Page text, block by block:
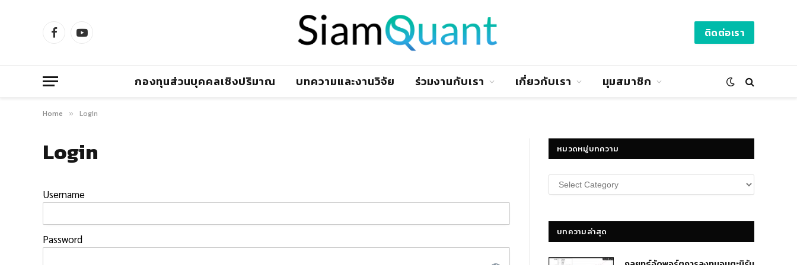
FacebookYouTube ติดต่อเรา
กองทุนส่วนบุคคลเชิงปริมาณ บทความและงานวิจัย ร่วมงานกับเรา เกี่ยวกับเรา มุมสมาชิก
Home » Login
Login
Username
Password
หมวดหมู่บทความ
หมวด
หมู่
บทความล่าสุด